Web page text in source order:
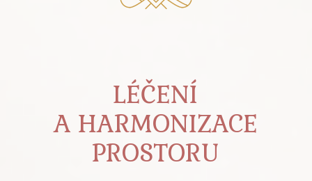
LÉČENÍ
A HARMONIZACE
PROSTORU